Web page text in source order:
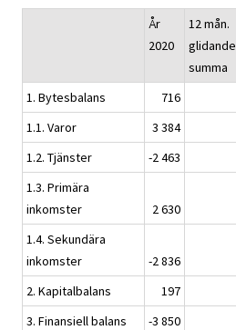
År
2020
12 mån.
glidande
summa
1. Bytesbalans 716
1.1. Varor
3 384
1.2. Tjänster
-2 463
1.3. Primära
inkomster
2 630
1.4. Sekundära
inkomster
-2 836
2. Kapitalbalans
197
3. Finansiell balans
-3 850